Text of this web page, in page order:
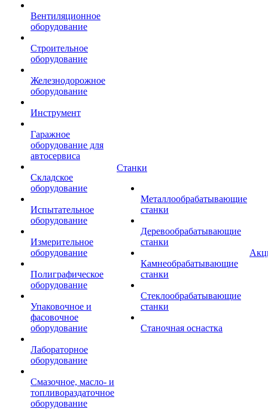
Вентиляционное
оборудование
Строительное
оборудование
Железнодорожное
оборудование
Инструмент
Гаражное
оборудование для
автосервиса
Складское
оборудование
Испытательное
оборудование
Измерительное
оборудование
Полиграфическое
оборудование
Упаковочное и
фасовочное
оборудование
Лабораторное
оборудование
Смазочное, масло- и
топливораздаточное
оборудование
Станки
Металлообрабатывающие
станки
Деревообрабатывающие
станки
Камнеобрабатывающие
станки
Стеклообрабатывающие
станки
Станочная оснастка